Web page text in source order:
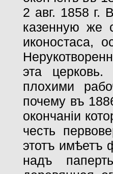
2 авг. 1858 г.
казенную же
иконостаса,
эта церковь.
плохими
почему въ
окончанiи
честь
этотъ имѣетъ
надъ